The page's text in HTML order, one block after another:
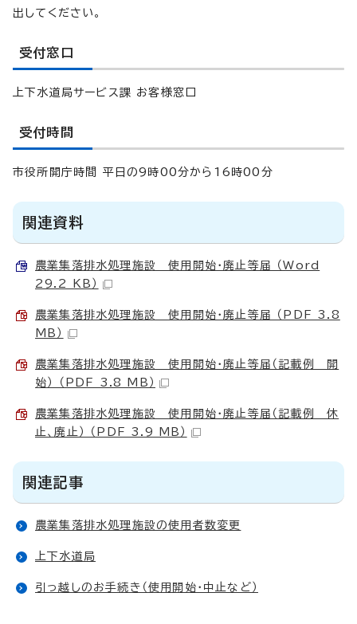
出してください。
受付窓口
上下水道局サービス課 お客様窓口
受付時間
市役所開庁時間 平日の9時00分から16時00分
関連資料
農業集落排水処理施設＿使用開始・廃止等届 （Word
29.2 KB）
農業集落排水処理施設＿使用開始・廃止等届 （PDF 3.8
MB）
農業集落排水処理施設＿使用開始・廃止等届（記載例＿開
始） （PDF 3.8 MB）
農業集落排水処理施設＿使用開始・廃止等届（記載例＿休
止、廃止） （PDF 3.9 MB）
関連記事
農業集落排水処理施設の使用者数変更
上下水道局
引っ越しのお手続き（使用開始・中止など）